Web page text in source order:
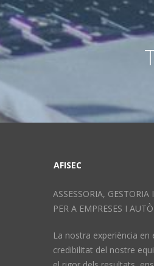
AFISEC
ASSESSORIA,
PER A EMPRESES I
La nostra experiència en
credibilitat del nostre